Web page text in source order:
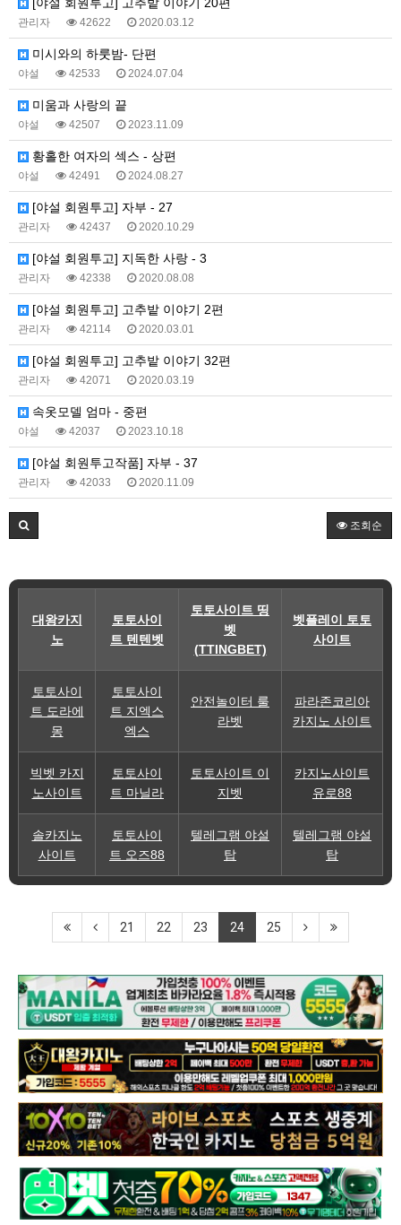
관리자 42622 2020.03.12
미시와의 하룻밤- 단편
야설 42533 2024.07.04
미움과 사랑의 끝
야설 42507 2023.11.09
황홀한 여자의 섹스 - 상편
야설 42491 2024.08.27
[야설 회원투고] 자부 - 27
관리자 42437 2020.10.29
[야설 회원투고] 지독한 사랑 - 3
관리자 42338 2020.08.08
[야설 회원투고] 고추밭 이야기 2편
관리자 42114 2020.03.01
[야설 회원투고] 고추밭 이야기 32편
관리자 42071 2020.03.19
속옷모델 엄마 - 중편
야설 42037 2023.10.18
[야설 회원투고작품] 자부 - 37
관리자 42033 2020.11.09
조회순
대왕카지
노
토토사이
트 텐텐벳
토토사이트 띵
벳
(TTINGBET)
벳플레이 토토
사이트
토토사이
트 도라에
몽
토토사이
트 지엑스
엑스
안전놀이터 룰
라벳
파라존코리아
카지노 사이트
빅벳 카지
노사이트
토토사이
트 마닐라
토토사이트 이
지벳
카지노사이트
유로88
솔카지노
사이트
토토사이
트 오즈88
텔레그램 야설
탑
텔레그램 야설
탑
21 22 23 24 25